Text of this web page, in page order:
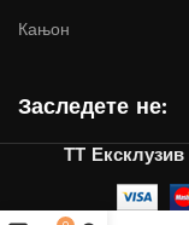
Кањон
Заследете не:
ТТ Ексклузив